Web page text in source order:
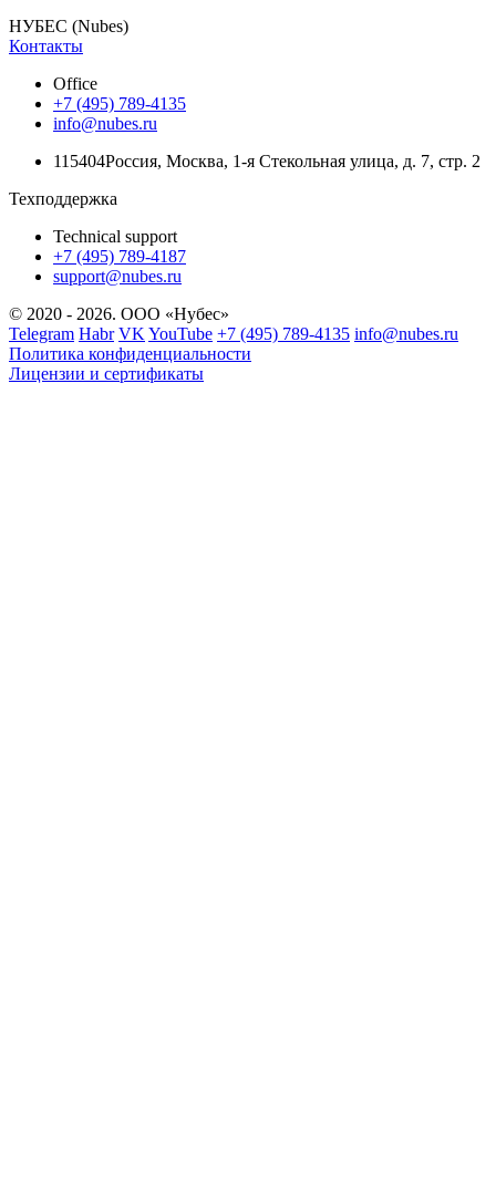
НУБЕС (Nubes)
Контакты
Office
+7 (495) 789-4135
info@nubes.ru
115404Россия, Москва, 1-я Стекольная улица, д. 7, стр. 2
Техподдержка
Technical support
+7 (495) 789-4187
support@nubes.ru
© 2020 - 2026. ООО «Нубес»
Telegram Habr VK YouTube +7 (495) 789-4135 info@nubes.ru
Политика конфиденциальности
Лицензии и сертификаты